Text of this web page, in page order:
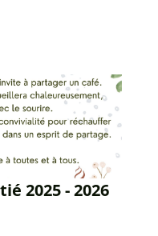
2025 - 2026